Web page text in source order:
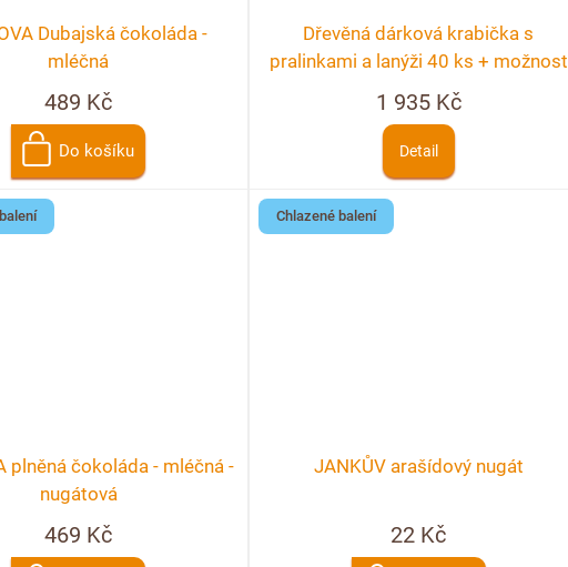
Dubajská čokoláda -
mléčná
489 Kč
Do košíku
Dřevěná dárková krabička s
pralinkami a lanýži 40 ks + možnost
personalizace
1 935 Kč
Detail
plněná čokoláda - mléčná -
nugátová
469 Kč
Chlazené balení
JANKŮV arašídový nugát
22 Kč